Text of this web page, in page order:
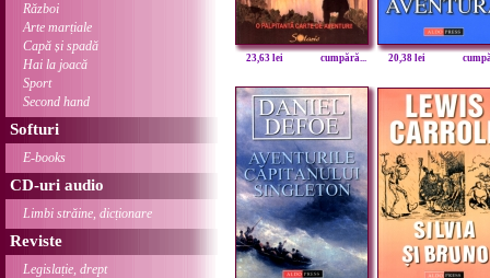
Război
Arte marțiale
Capă și spadă
Hai la joacă
Sport
Second hand
Softuri
E-books
CD-uri audio
Limbi străine, dicționare
Reviste
Legislație, drept
23,63 lei cumpără... 20,38 lei